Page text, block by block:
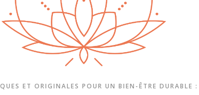
ET ORIGINALES POUR UN BIEN-ÊTRE